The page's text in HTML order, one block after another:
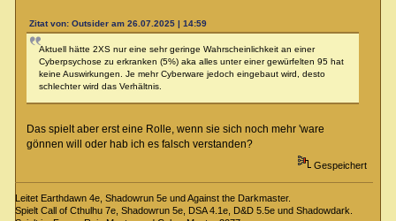
Zitat von: Outsider am 26.07.2025 | 14:59
Aktuell hätte 2XS nur eine sehr geringe Wahrscheinlichkeit an einer
Cyberpsychose zu erkranken (5%) aka alles unter einer gewürfelten 95 hat
keine Auswirkungen. Je mehr Cyberware jedoch eingebaut wird, desto
schlechter wird das Verhältnis.
Das spielt aber erst eine Rolle, wenn sie sich noch mehr 'ware
gönnen will oder hab ich es falsch verstanden?
Gespeichert
Leitet Earthdawn 4e, Shadowrun 5e und Against the Darkmaster.
Spielt Call of Cthulhu 7e, Shadowrun 5e, DSA 4.1e, D&D 5.5e und Shadowdark.